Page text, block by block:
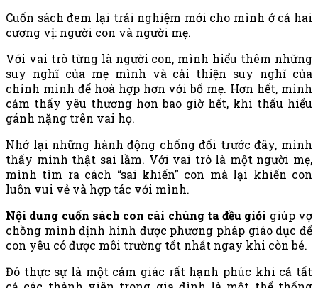
Cuốn sách đem lại trải nghiệm mới cho mình ở cả hai
cương vị: người con và người mẹ.
Với vai trò từng là người con, mình hiểu thêm những
suy nghĩ của mẹ mình và cải thiện suy nghĩ của
chính mình để hoà hợp hơn với bố mẹ. Hơn hết, mình
cảm thấy yêu thương hơn bao giờ hết, khi thấu hiểu
gánh nặng trên vai họ.
Nhớ lại những hành động chống đối trước đây, mình
thấy mình thật sai lầm. Với vai trò là một người mẹ,
mình tìm ra cách “sai khiến” con mà lại khiến con
luôn vui vẻ và hợp tác với mình.
Nội dung cuốn sách con cái chúng ta đều giỏi giúp vợ
chồng mình định hình được phương pháp giáo dục để
con yêu có được môi trường tốt nhất ngay khi còn bé.
Đó thực sự là một cảm giác rất hạnh phúc khi cả tất